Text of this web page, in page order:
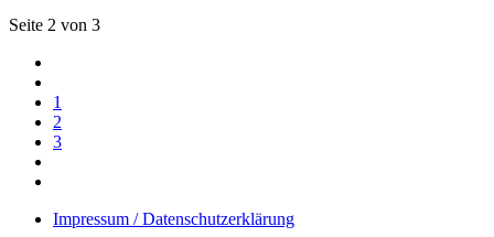
Seite 2 von 3
1
2
3
Impressum / Datenschutzerklärung